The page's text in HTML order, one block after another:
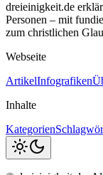
dreieinigkeit.de
Personen – mit
zum christlichen
Webseite
ArtikelInfografiken
Inhalte
Kategorien